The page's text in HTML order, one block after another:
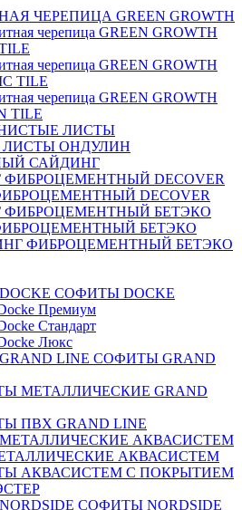
ЧЕРЕПИЦА GREEN GROWTH
черепица GREEN GROWTH
черепица GREEN GROWTH
TILE
черепица GREEN GROWTH
TILE
ЛИСТЫ
ОНДУЛИН
САЙДИНГ
DECOVER
БЕТЭКО
ФИБРОЦЕМЕНТНЫЙ БЕТЭКО
СОФИТЫ DOCKE
Премиум
Стандарт
Люкс
СОФИТЫ GRAND
МЕТАЛЛИЧЕСКИЕ GRAND
ПВХ GRAND LINE
АКВАСИСТЕМ
АКВАСИСТЕМ С ПОКРЫТИЕМ
СОФИТЫ NORDSIDE